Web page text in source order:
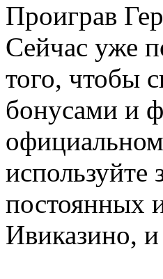
Проиграв
Сейчас уже
того, чтобы
бонусами и
постоянных
Ивиказино,